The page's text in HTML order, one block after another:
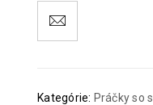
Kategórie: Práčky so